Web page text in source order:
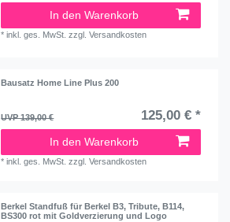
In den Warenkorb
*inkl. ges. MwSt. zzgl.Versandkosten
Bausatz Home Line Plus 200
UVP 139,00 € 125,00 € *
In den Warenkorb
*inkl. ges. MwSt. zzgl.Versandkosten
Berkel Standfuß für Berkel B3, Tribute, B114,
BS300 rot mit Goldverzierung und Logo